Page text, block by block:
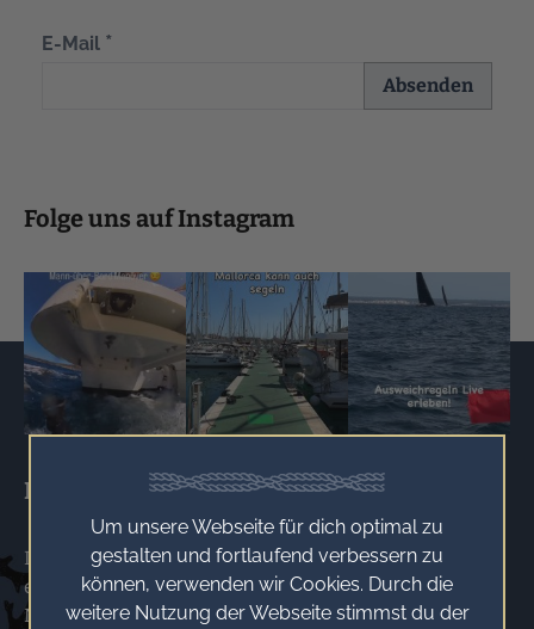
Um unsere Webseite für dich optimal zu
gestalten und fortlaufend verbessern zu
können, verwenden wir Cookies. Durch die
weitere Nutzung der Webseite stimmst du der
E-Mail
Absenden
Folge uns auf Instagram
Newsletter
Du möchtest künftig regelmäßig unseren Newsletter
erhalten? Trage dich hierzu bitte nachfolgend deine E-
Mail-Adresse ein und klicke anschließend auf